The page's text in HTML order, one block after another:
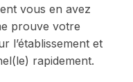
vous en avez
prouve votre
l’établissement et
rapidement.